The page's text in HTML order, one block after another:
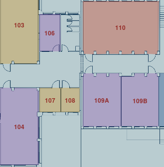
107
110
109Β
103
108
104
106
109Α